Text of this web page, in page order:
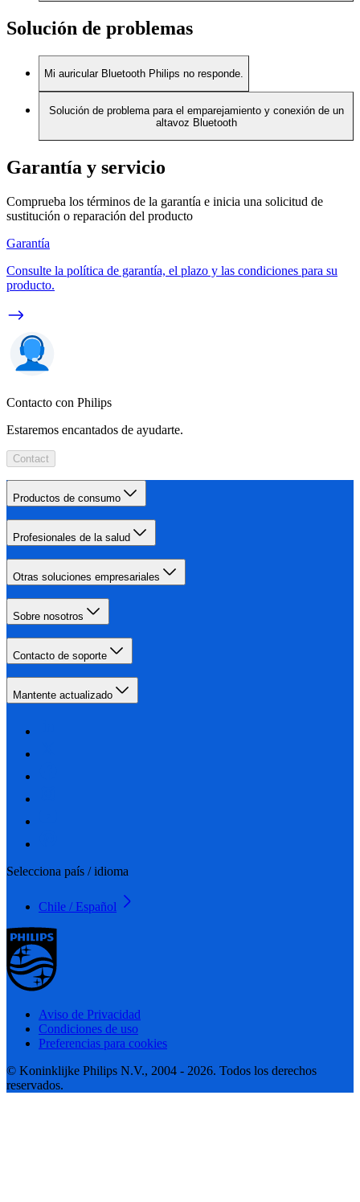
Solución de problemas
Mi auricular Bluetooth Philips no responde.
Solución de problema para el emparejamiento y conexión de un
altavoz Bluetooth
Garantía y servicio
Comprueba los términos de la garantía e inicia una solicitud de
sustitución o reparación del producto
Garantía
Consulte la política de garantía, el plazo y las condiciones para su
producto.
Contacto con Philips
Estaremos encantados de ayudarte.
Contact
Productos de consumo
Profesionales de la salud
Otras soluciones empresariales
Sobre nosotros
Contacto de soporte
Mantente actualizado
Selecciona país / idioma
Chile / Español
Aviso de Privacidad
Condiciones de uso
Preferencias para cookies
© Koninklijke Philips N.V., 2004 - 2026. Todos los derechos
reservados.